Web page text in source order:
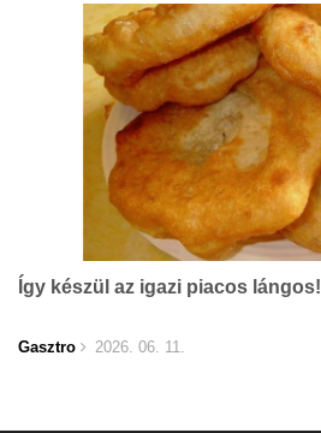
Így készül az igazi piacos lángos!
Gasztro 2026. 06. 11.